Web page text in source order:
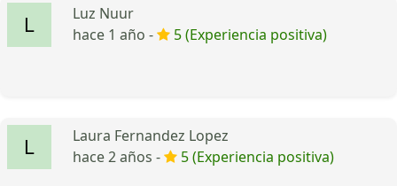
Luz Nuur
hace 1 año -
5 (Experiencia positiva)
Laura Fernandez Lopez
hace 2 años -
5 (Experiencia positiva)